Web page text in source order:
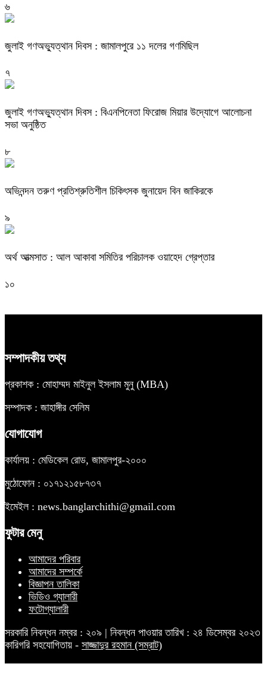
৬
জুলাই গণঅভ্যুত্থান দিবস : জামালপুরে ১১ দলের গণমিছিল
৭
জুলাই গণঅভ্যুত্থান দিবস : বিএনপিনেতা ফিরোজ মিয়ার উদ্যোগে আলোচনা
সভা অনুষ্ঠিত
৮
অভিনন্দন তরুণ প্রতিশ্রুতিশীল চিকিৎসক জুনায়েদ বিন জাকিরকে
৯
অর্থ আত্মসাত : আল আকাবা সমিতির পরিচালক ওয়াহেদ গ্রেপ্তার
১০
সম্পাদকীয় তথ্য
প্রকাশক : মোহাম্মদ মাইনুল ইসলাম মুনু (MBA)
সম্পাদক : জাহাঙ্গীর সেলিম
যোগাযোগ
কার্যালয় : মেডিকেল রোড, জামালপুর-২০০০
মুঠোফোন : ০১৭১২১৫৮৭৩৭
ইমেইল : news.banglarchithi@gmail.com
ফুটার মেনু
আমাদের পরিবার
আমাদের সম্পর্কে
বিজ্ঞাপন তালিকা
ভিডিও গ্যালারী
ফটোগ্যালারী
সরকারি নিবন্ধন নম্বর : ২০৯ | নিবন্ধন পাওয়ার তারিখ : ২৪ ডিসেম্বর ২০২৩
কারিগরি সহযোগিতায় - সাজ্জাদুর রহমান (সম্রাট)